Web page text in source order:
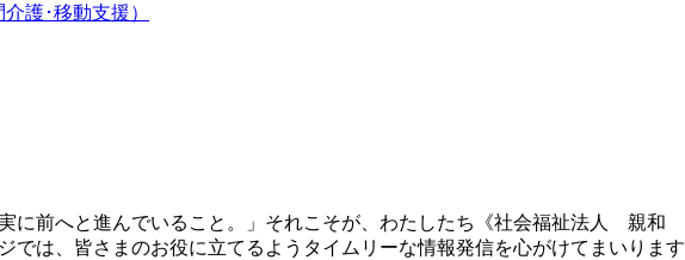
護･移動支援）
に前へと進んでいること。」それこそが、わたしたち《社会福祉法人 親和
では、皆さまのお役に立てるようタイムリーな情報発信を心がけてまいります